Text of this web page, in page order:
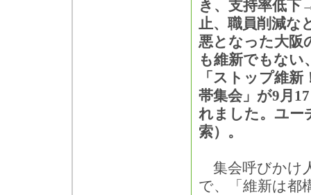
き、支持率低下
止、職員削減な
悪となった大阪
も維新でもない
「ストップ維
帯集会」が9月
れました。ユー
索）。
集会呼びかけ
で、「維新は都